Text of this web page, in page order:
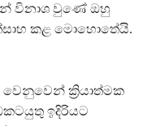
විනාශ වුණේ ඔහු
කළ මොහොතේයි.
වෙනුවෙන් ක්‍රියාත්මක
ඉදිරියට